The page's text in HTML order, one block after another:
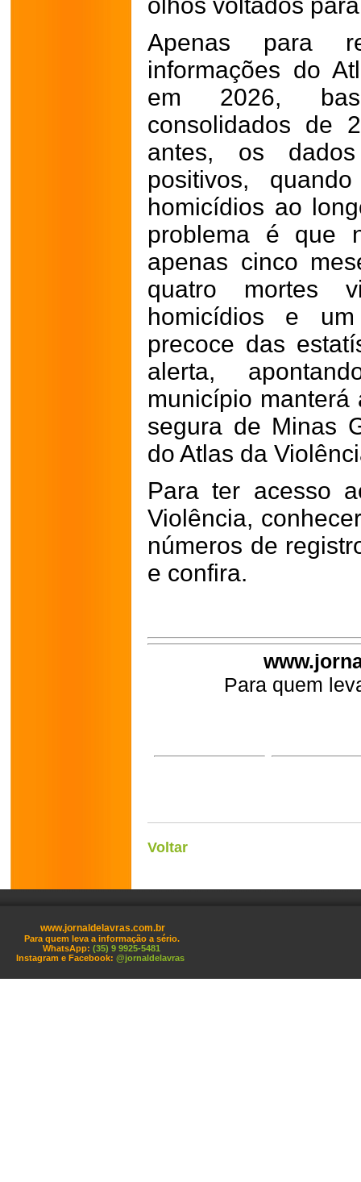
Apenas para
informações do
em 2026,
consolidados de
antes, os
positivos,
homicídios ao
problema é que
apenas cinco
quatro mortes
homicídios e
precoce das
alerta,
município
segura de Minas
do Atlas da
Para ter acesso
Violência,
números de
e confira.
Para quem
Voltar
www.jornaldelavras.com.br
Para quem leva a informação a sério.
WhatsApp: (35) 9 9925-5481
Instagram e Facebook: @jornaldelavras